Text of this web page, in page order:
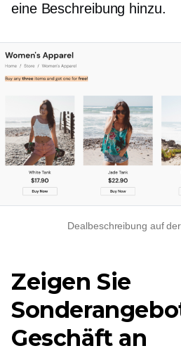
eine Beschreibung hinzu.
Dealbeschreibung auf
Zeigen Sie
Geschäft an